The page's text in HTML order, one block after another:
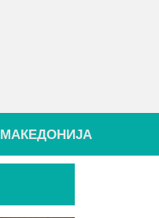
МАКЕДОНИЈА